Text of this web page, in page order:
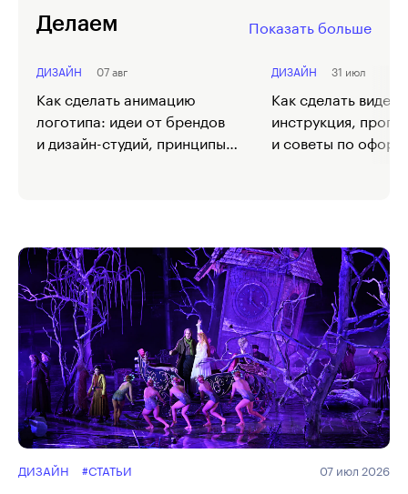
Делаем Показать больше
07 авг
ДИЗАЙН
Как сделать анимацию
логотипа: идеи от брендов
и дизайн-студий, принципы
31 июл
ДИЗАЙН
Как сделать видео
инструкция,
и советы по
ДИЗАЙН #СТАТЬИ 07 июл 2026